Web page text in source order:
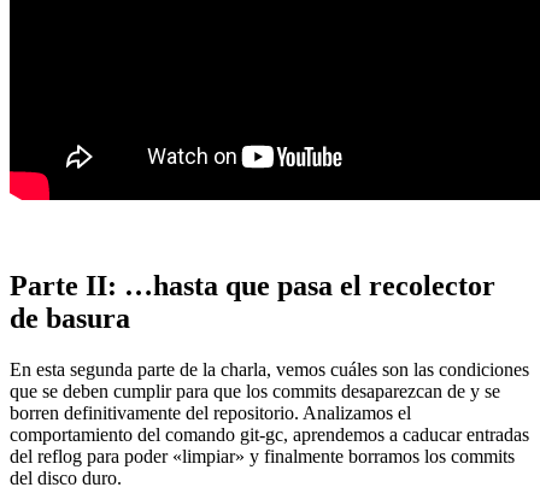
Parte II: …hasta que pasa el recolector
de basura
En esta segunda parte de la charla, vemos cuáles son las condiciones
que se deben cumplir para que los commits desaparezcan de y se
borren definitivamente del repositorio. Analizamos el
comportamiento del comando git-gc, aprendemos a caducar entradas
del reflog para poder «limpiar» y finalmente borramos los commits
del disco duro.